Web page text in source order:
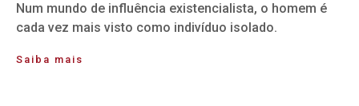
Num mundo de influência existencialista, o homem é
cada vez mais visto como indivíduo isolado.
Saiba mais